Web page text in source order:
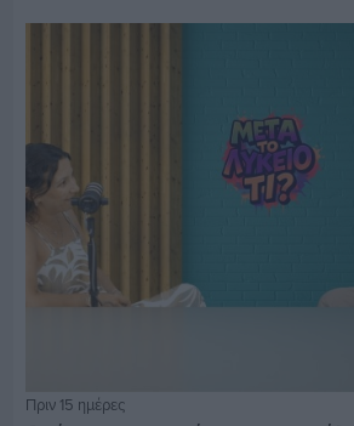
Πριν 15 ημέρες